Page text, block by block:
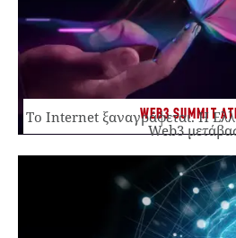
WEB3 SUMMIT
Το Internet ξαναγράφεται. Η
Web3